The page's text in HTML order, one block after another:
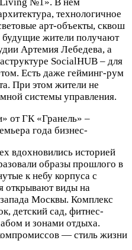
технологичное
арт-объекты, сквош
будущие жители получают
Артемия Лебедева, а
SocialHUB – для
Есть даже гейминг-рум
При этом жители не
системы управления.
от ГК «Гранель» –
года бизнес-
вдохновились историей
образы прошлого в
к небу корпуса с
открывают виды на
Москвы. Комплекс
детский сад, фитнес-
и зонами отдыха.
— стиль жизни